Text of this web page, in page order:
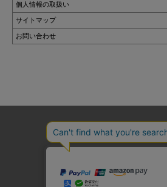
個人情報の取扱い
サイトマップ
お問い合わせ